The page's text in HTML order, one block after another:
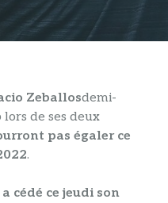
Zeballosdemi-
de ses deux
pas égaler ce
.
a cédé ce jeudi son